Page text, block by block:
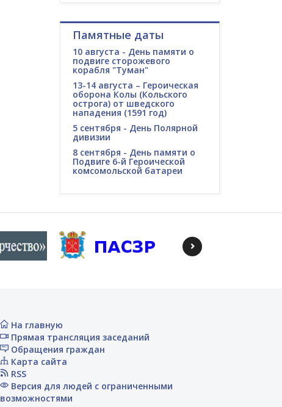
Памятные даты
10 августа - День памяти о
подвиге сторожевого
корабля "Туман"
13-14 августа – Героическая
оборона Колы (Кольского
острога) от шведского
нападения (1591 год)
5 сентября - День Полярной
дивизии
8 сентября - День памяти о
Подвиге 6-й Героической
комсомольской батареи
На главную
Прямая трансляция заседаний
Обращения граждан
Карта сайта
RSS
Версия для людей с ограниченными
возможностями